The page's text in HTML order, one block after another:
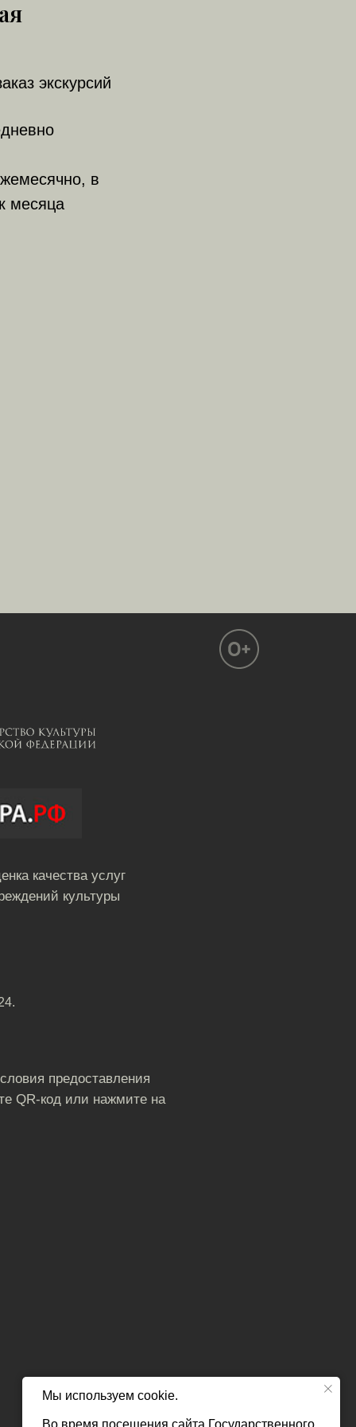
Мы используем cookie.
Во время посещения сайта Государственного
в
месяца
экскурсий
качества услуг
культуры
предоставления
QR-код или нажмите на